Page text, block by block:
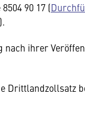
90 17 (
nach ihrer
Drittlandzollsatz